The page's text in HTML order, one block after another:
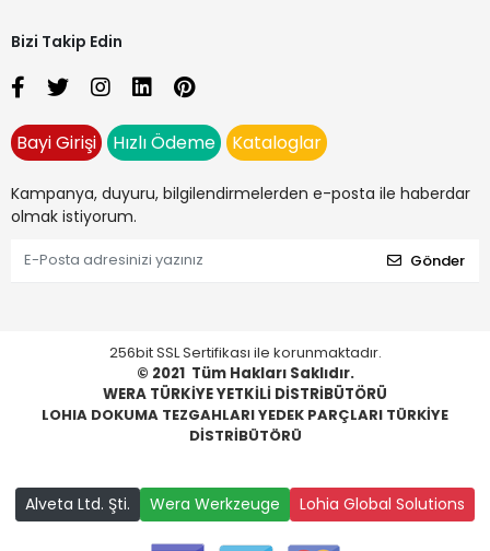
Bizi Takip Edin
Bayi Girişi Hızlı Ödeme Kataloglar
Kampanya, duyuru, bilgilendirmelerden e-posta ile haberdar
olmak istiyorum.
Gönder
256bit SSL Sertifikası ile korunmaktadır.
© 2021 Tüm Hakları Saklıdır.
WERA TÜRKİYE YETKİLİ DİSTRİBÜTÖRÜ
LOHIA DOKUMA TEZGAHLARI YEDEK PARÇLARI TÜRKİYE
DİSTRİBÜTÖRÜ
Alveta Ltd. Şti. Wera Werkzeuge Lohia Global Solutions